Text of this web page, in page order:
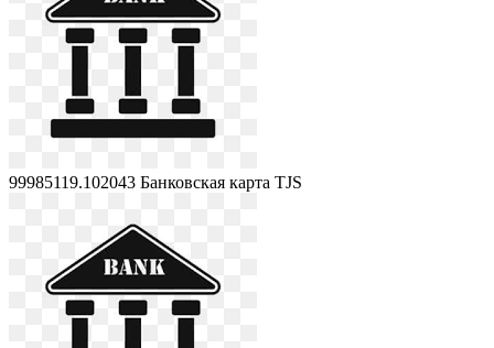
99985119.102043 Банковская карта TJS